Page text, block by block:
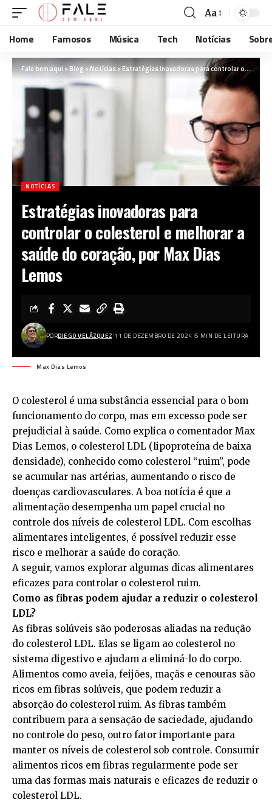
Aa
Home Famosos Música Tech Notícias
Fale bem aqui>Blog>Notícias>Estratégias inovadoras para controlar o colesterol e melhorar a saúde do coração, por Max Dias Lemos
NOTÍCIAS
Estratégias inovadoras para
controlar o colesterol e melhorar a
saúde do coração, por Max Dias
Lemos
PORDIEGO VELÁZQUEZ 11 DE DEZEMBRO DE 2024 5 MIN DE LEITURA
Max Dias Lemos
O colesterol é uma substância essencial para o bom
funcionamento do corpo, mas em excesso pode ser
prejudicial à saúde. Como explica o comentador Max
Dias Lemos, o colesterol LDL (lipoproteína de baixa
densidade), conhecido como colesterol “ruim”, pode
se acumular nas artérias, aumentando o risco de
doenças cardiovasculares. A boa notícia é que a
alimentação desempenha um papel crucial no
controle dos níveis de colesterol LDL. Com escolhas
alimentares inteligentes, é possível reduzir esse
risco e melhorar a saúde do coração.
A seguir, vamos explorar algumas dicas alimentares
eficazes para controlar o colesterol ruim.
Como as fibras podem ajudar a reduzir o colesterol
LDL?
As fibras solúveis são poderosas aliadas na redução
do colesterol LDL. Elas se ligam ao colesterol no
sistema digestivo e ajudam a eliminá-lo do corpo.
Alimentos como aveia, feijões, maçãs e cenouras são
ricos em fibras solúveis, que podem reduzir a
absorção do colesterol ruim. As fibras também
contribuem para a sensação de saciedade, ajudando
no controle do peso, outro fator importante para
manter os níveis de colesterol sob controle. Consumir
alimentos ricos em fibras regularmente pode ser
uma das formas mais naturais e eficazes de reduzir o
colesterol LDL.